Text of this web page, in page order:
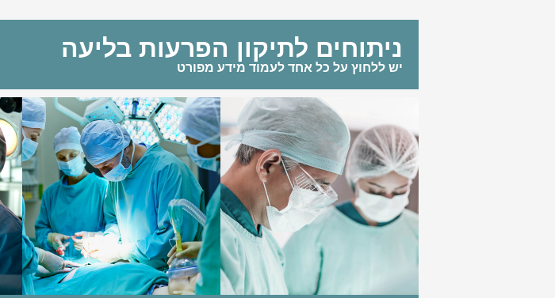
ניתוחים לתיקון הפרעות בליעה
יש ללחוץ על כל אחד לעמוד מידע מפורט